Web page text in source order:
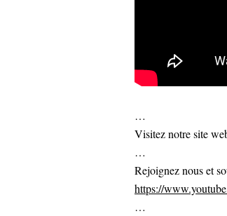
…
Visitez notre site
…
Rejoignez nous et
https://
…